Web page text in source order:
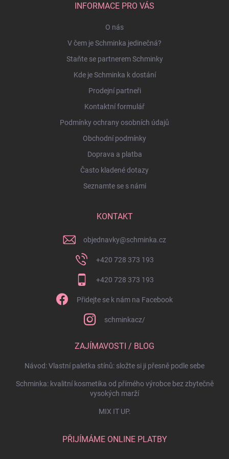
INFORMACE PRO VÁS
O nás
V čem je Schminka jedinečná?
Staňte se partnerem Schminky
Kde je Schminka k dostání
Prodejní partneři
Kontaktní formulář
Podmínky ochrany osobních údajů
Obchodní podmínky
Doprava a platba
Často kladené dotazy
Seznamte se s námi
KONTAKT
objednavky@schminka.cz
+420 728 373 193
+420 728 373 193
Přidejte se k nám na Facebook
schminkacz/
ZAJÍMAVOSTI / BLOG
Návod: Vlastní paletka stínů: složte si ji přesně podle sebe
Schminka: kvalitní kosmetika od přímého výrobce bez zbytečně
vysokých marží
MIX IT UP.
PŘIJÍMÁME ONLINE PLATBY